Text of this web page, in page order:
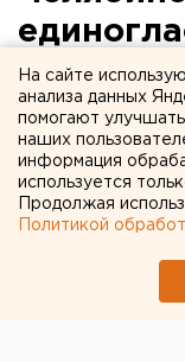
мэра за
На сайте
анализа данных
помогают
наших
информация
используется
Продолжая
Политикой